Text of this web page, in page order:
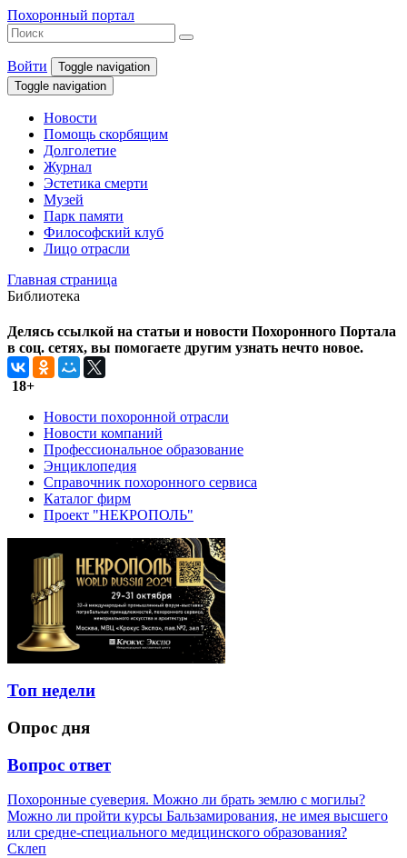
Похоронный портал
Войти
Toggle navigation
Toggle navigation
Новости
Помощь скорбящим
Долголетие
Журнал
Эстетика смерти
Музей
Парк памяти
Философский клуб
Лицо отрасли
Главная страница
Библиотека
Делясь ссылкой на статьи и новости Похоронного Портала
в соц. сетях, вы помогаете другим узнать нечто новое.
18+
Новости похоронной отрасли
Новости компаний
Профессиональное образование
Энциклопедия
Справочник похоронного сервиса
Каталог фирм
Проект "НЕКРОПОЛЬ"
Топ недели
Опрос дня
Вопрос ответ
Похоронные суеверия. Можно ли брать землю с могилы?
Можно ли пройти курсы Бальзамирования, не имея высшего
или средне-специального медицинского образования?
Склеп